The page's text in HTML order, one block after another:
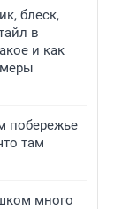
блеск,
в
и как
побережье
там
много